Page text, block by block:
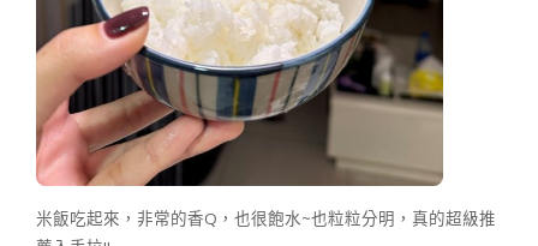
米飯吃起來，非常的香Q，也很飽水~也粒粒分明，真的超級推